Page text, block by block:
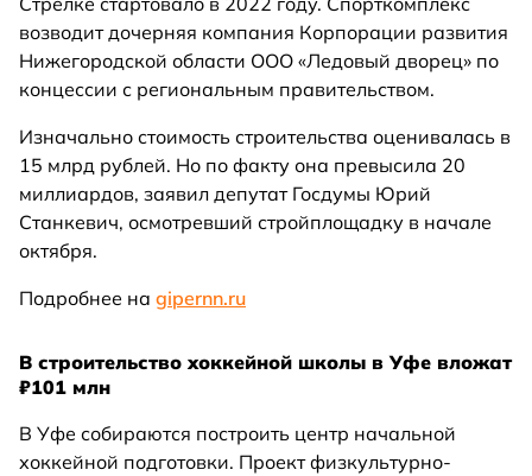
возводит дочерняя компания Корпорации развития
Нижегородской области ООО «Ледовый дворец» по
концессии с региональным правительством.
Изначально стоимость строительства оценивалась в
15 млрд рублей. Но по факту она превысила 20
миллиардов, заявил депутат Госдумы Юрий
Станкевич, осмотревший стройплощадку в начале
октября.
Подробнее на gipernn.ru
В строительство хоккейной школы в Уфе вложат
₽101 млн
В Уфе собираются построить центр начальной
хоккейной подготовки. Проект физкультурно-